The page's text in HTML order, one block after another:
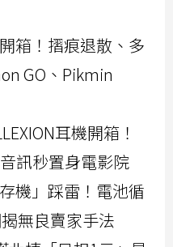
箱！摺痕退散、多
GO、Pikmin
耳機開箱！
訊秒置身電影院
機」踩雷！電池循
無良賣家手法